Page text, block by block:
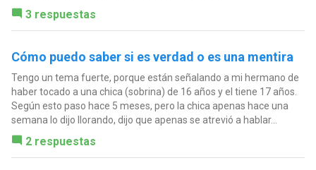
3 respuestas
Cómo puedo saber si es verdad o es una mentira
Tengo un tema fuerte, porque están señalando a mi hermano de
haber tocado a una chica (sobrina) de 16 años y el tiene 17 años.
Según esto paso hace 5 meses, pero la chica apenas hace una
semana lo dijo llorando, dijo que apenas se atrevió a hablar...
2 respuestas